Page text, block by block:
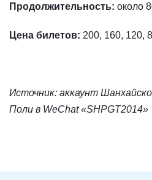
Продолжительность: около
Цена билетов: 200, 160, 120,
Источник: аккаунт
Поли в WeChat «SHPGT2014»